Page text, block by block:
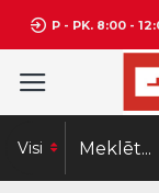
P - PK. 8:00 -
Visi